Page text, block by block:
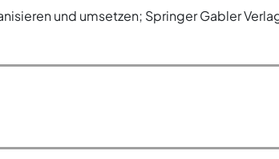
und umsetzen; Springer Gabler